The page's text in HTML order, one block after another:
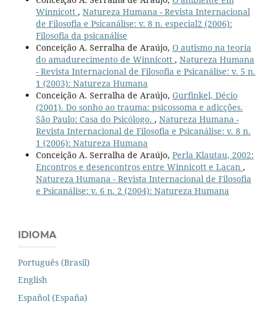
Winnicott , Natureza Humana - Revista Internacional
de Filosofia e Psicanálise: v. 8 n. especial2 (2006):
Filosofia da psicanálise
Conceição A. Serralha de Araújo, O autismo na teoria
do amadurecimento de Winnicott , Natureza Humana
- Revista Internacional de Filosofia e Psicanálise: v. 5 n.
1 (2003): Natureza Humana
Conceição A. Serralha de Araújo, Gurfinkel, Décio
(2001). Do sonho ao trauma: psicossoma e adicções.
São Paulo: Casa do Psicólogo. , Natureza Humana -
Revista Internacional de Filosofia e Psicanálise: v. 8 n.
1 (2006): Natureza Humana
Conceição A. Serralha de Araújo, Perla Klautau, 2002:
Encontros e desencontros entre Winnicott e Lacan ,
Natureza Humana - Revista Internacional de Filosofia
e Psicanálise: v. 6 n. 2 (2004): Natureza Humana
IDIOMA
Português (Brasil)
English
Español (España)